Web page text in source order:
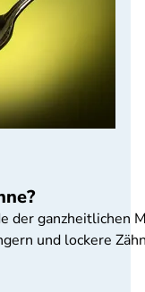
der ganzheitlichen
und lockere